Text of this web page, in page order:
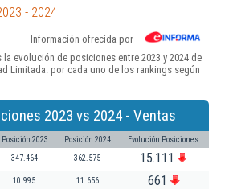
- 2024
Información ofrecida por
evolución de posiciones entre 2023 y 2024 de
Limitada. por cada uno de los rankings según
2023 vs 2024 - Ventas
Posición 2023 Posición 2024 Evolución Posiciones
347.464 362.575 15.111
10.995 11.656 661